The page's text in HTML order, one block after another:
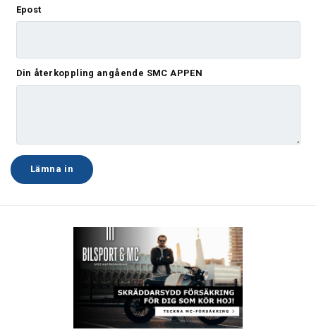
Epost
Din återkoppling angående SMC APPEN